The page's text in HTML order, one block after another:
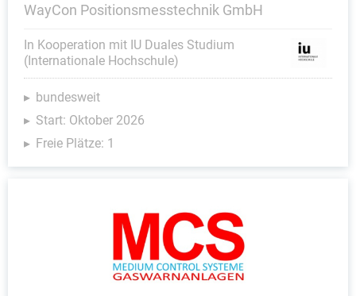
WayCon Positionsmesstechnik GmbH
In Kooperation mit IU Duales Studium
(Internationale Hochschule)
bundesweit
Start: Oktober 2026
Freie Plätze: 1